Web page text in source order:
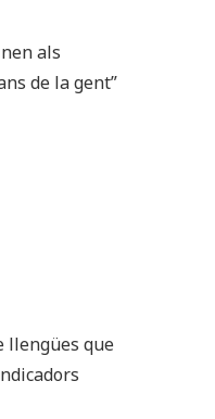
als
de la gent”
llengües que